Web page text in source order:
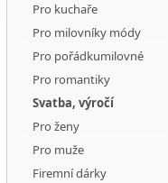
Pro kuchaře
Pro milovníky módy
Pro pořádkumilovné
Pro romantiky
Svatba, výročí
Pro ženy
Pro muže
Firemní dárky